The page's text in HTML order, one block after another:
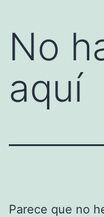
No
aquí
Parece que no